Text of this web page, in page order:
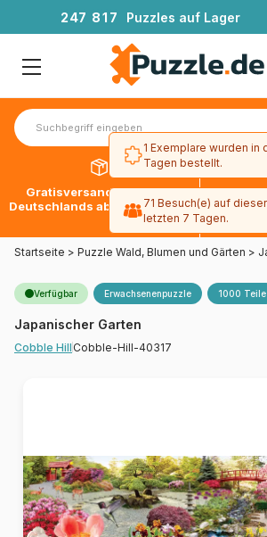
247 81 7 Puzzles auf Lager
Gratisversand innerhalb
Deutschlands ab 49 € mit DPD
30
Startseite > Puzzle Wald, Blumen und Gärten >
Verfügbar Erwachsenenpuzzle 1000 Teile
Japanischer Garten
Cobble Hill Cobble-Hill-40317
1 Exemplare wurden in
Tagen bestellt.
71 Besuch(e) auf
letzten 7 Tagen.